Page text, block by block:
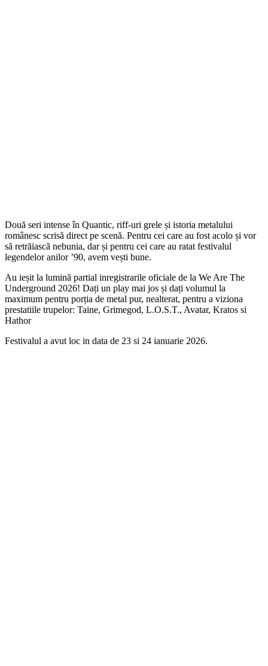
Două seri intense în Quantic, riff-uri grele și istoria metalului
românesc scrisă direct pe scenă. Pentru cei care au fost acolo și vor
să retrăiască nebunia, dar și pentru cei care au ratat festivalul
legendelor anilor ’90, avem vești bune.
Au ieșit la lumină partial inregistrarile oficiale de la We Are The
Underground 2026! Dați un play mai jos și dați volumul la
maximum pentru porția de metal pur, nealterat, pentru a viziona
prestatiile trupelor: Taine, Grimegod, L.O.S.T., Avatar, Kratos si
Hathor
Festivalul a avut loc in data de 23 si 24 ianuarie 2026.